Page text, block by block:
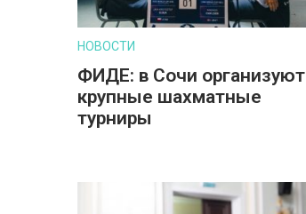
НОВОСТИ
ФИДЕ: в Сочи организуют
крупные шахматные
турниры